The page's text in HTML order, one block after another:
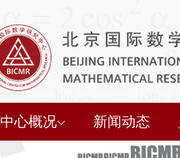
中心概况 新闻动态